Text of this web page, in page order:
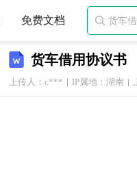
免费文档 
货车借用协议书
上传人：c*** IP属地：湖南